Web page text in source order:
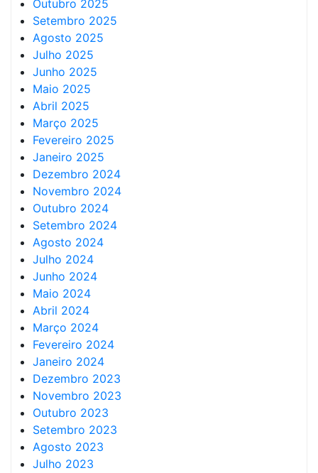
Outubro 2025
Setembro 2025
Agosto 2025
Julho 2025
Junho 2025
Maio 2025
Abril 2025
Março 2025
Fevereiro 2025
Janeiro 2025
Dezembro 2024
Novembro 2024
Outubro 2024
Setembro 2024
Agosto 2024
Julho 2024
Junho 2024
Maio 2024
Abril 2024
Março 2024
Fevereiro 2024
Janeiro 2024
Dezembro 2023
Novembro 2023
Outubro 2023
Setembro 2023
Agosto 2023
Julho 2023